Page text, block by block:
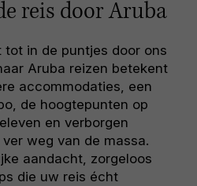
reis door Aruba
in de puntjes door ons
Aruba reizen betekent
accommodaties, een
de hoogtepunten op
en verborgen
weg van de massa.
aandacht, zorgeloos
die uw reis écht